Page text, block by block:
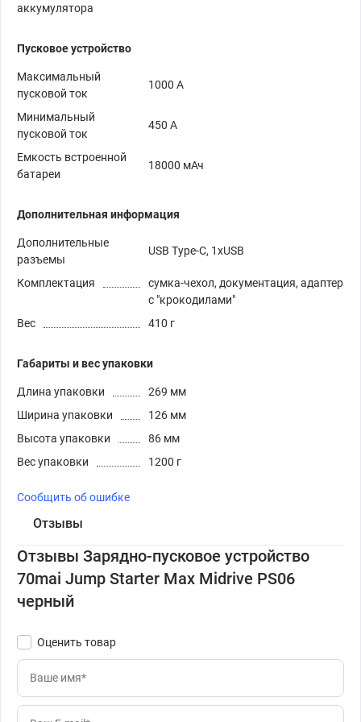
аккумулятора
Пусковое устройство
Максимальный
пусковой ток
1000 А
Минимальный
пусковой ток
450 А
Емкость встроенной
батареи
18000 мАч
Дополнительная информация
Дополнительные
разъемы
USB Type-C, 1xUSB
Комплектация
сумка-чехол, документация, адаптер
с "крокодилами"
Вес
410 г
Габариты и вес упаковки
Длина упаковки
269 мм
Ширина упаковки
126 мм
Высота упаковки
86 мм
Вес упаковки
1200 г
Сообщить об ошибке
Отзывы
Отзывы Зарядно-пусковое устройство
70mai Jump Starter Max Midrive PS06
черный
Оценить товар